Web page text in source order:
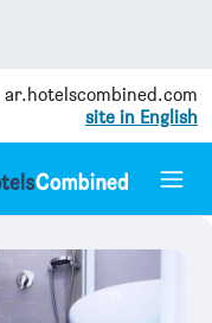
ar.hotelscombined.com
site in English